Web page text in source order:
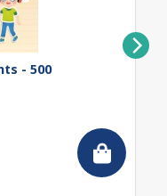
- 500